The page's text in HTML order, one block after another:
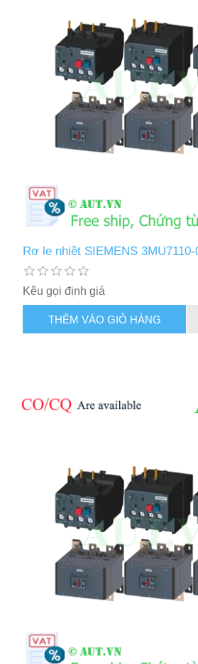
Rơ le nhiệt SIEMENS 3MU7110-
Kêu gọi định giá
THÊM VÀO GIỎ HÀNG